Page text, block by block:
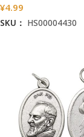
¥4.99
SKU： HS00004430